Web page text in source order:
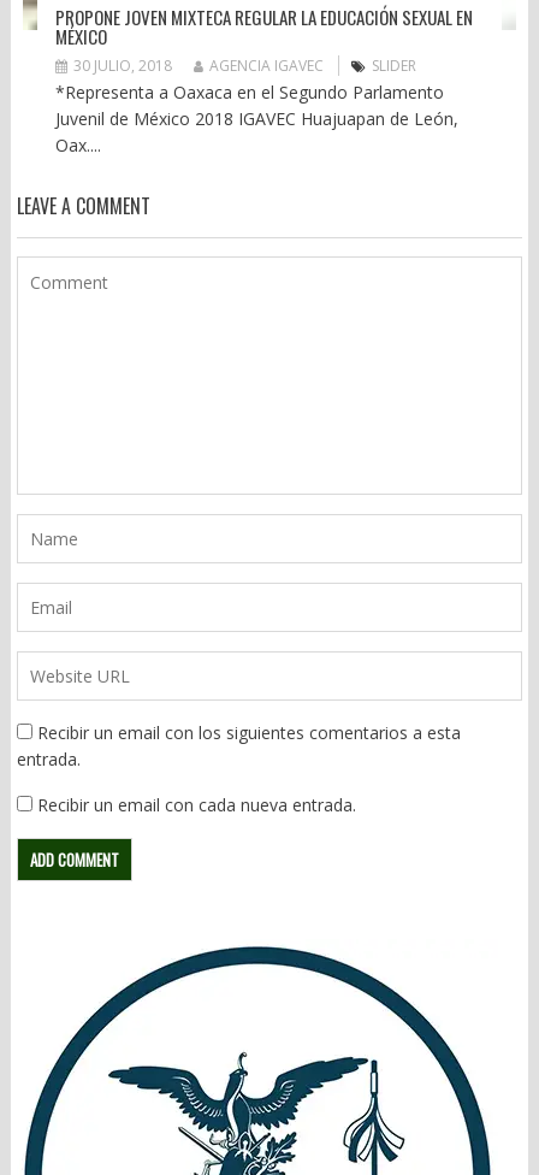
PROPONE JOVEN MIXTECA REGULAR LA EDUCACIÓN SEXUAL EN
MÉXICO
30 JULIO, 2018 AGENCIA IGAVEC SLIDER
*Representa a Oaxaca en el Segundo Parlamento
Juvenil de México 2018 IGAVEC Huajuapan de León,
Oax....
LEAVE A COMMENT
Recibir un email con los siguientes comentarios a esta
entrada.
Recibir un email con cada nueva entrada.